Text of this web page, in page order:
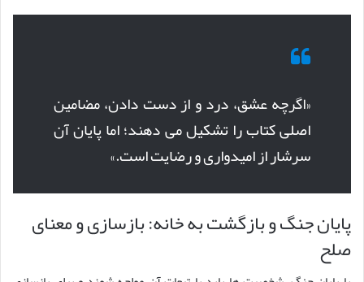
«اگرچه عشق، درد و از دست دادن، مضامین
اصلی کتاب را تشکیل می دهند؛ اما پایان آن
سرشار از امیدواری و رضایت است.»
پایان جنگ و بازگشت به خانه: بازسازی و معنای
صلح